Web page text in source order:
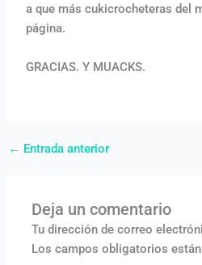
a que más cukicrocheteras del
página.
GRACIAS. Y MUACKS.
← Entrada anterior
Deja un comentario
Tu dirección de correo
Los campos obligatorios